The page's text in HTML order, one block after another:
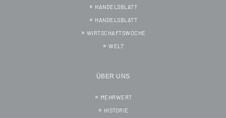
HANDELSBLATT
HANDELSBLATT
WIRTSCHAFTSWOCHE
WELT
ÜBER UNS
MEHRWERT
HISTORIE